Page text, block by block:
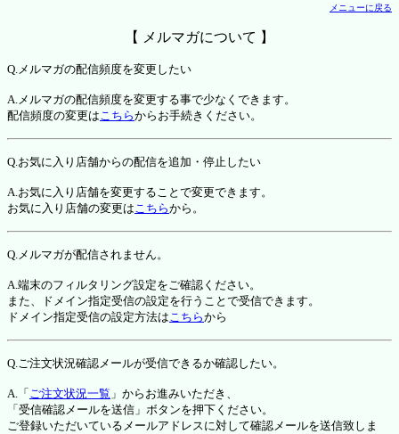
メニューに戻る
【 メルマガについて 】
Q.メルマガの配信頻度を変更したい
A.メルマガの配信頻度を変更する事で少なくできます。
配信頻度の変更はこちらからお手続きください。
Q.お気に入り店舗からの配信を追加・停止したい
A.お気に入り店舗を変更することで変更できます。
お気に入り店舗の変更はこちらから。
Q.メルマガが配信されません。
A.端末のフィルタリング設定をご確認ください。
また、ドメイン指定受信の設定を行うことで受信できます。
ドメイン指定受信の設定方法はこちらから
Q.ご注文状況確認メールが受信できるか確認したい。
A.「 ご注文状況一覧 」からお進みいただき、
「受信確認メールを送信」ボタンを押下ください。
ご登録いただいているメールアドレスに対して確認メールを送信致しま